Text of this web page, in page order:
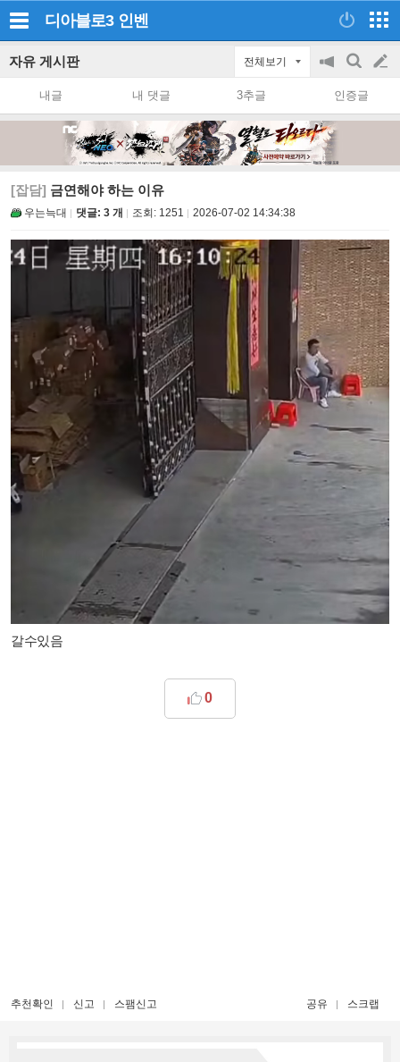
디아블로3 인벤
자유 게시판 전체보기
공
on/off
검
색
글
쓰
내글 내 댓글 3추글 인증글
[잡담] 금연해야 하는 이유
우는늑대 댓글: 3 개 조회: 1251 2026-07-02 14:34:38
갈수있음​
0
추천확인 신고 스팸신고 공유 스크랩